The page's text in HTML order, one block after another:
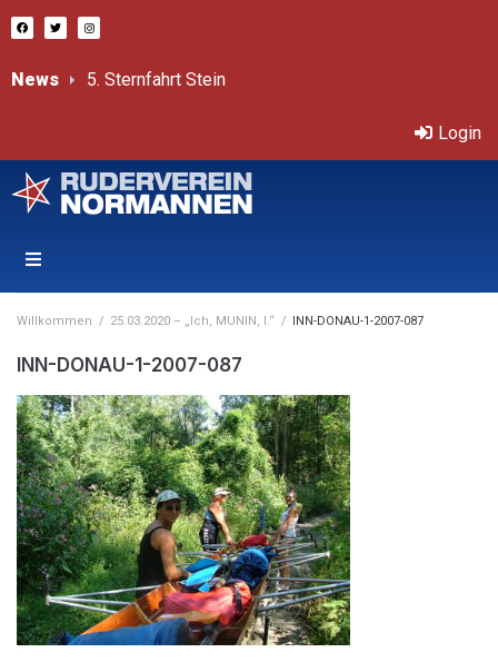
News 5. Sternfahrt Stein
# Sternfahrt Ister – 18. Juli 2026
Bericht von Sprint-ÖM
Login
Willkommen / 25.03.2020 – „Ich, MUNIN, I.“ / INN-DONAU-1-2007-087
INN-DONAU-1-2007-087